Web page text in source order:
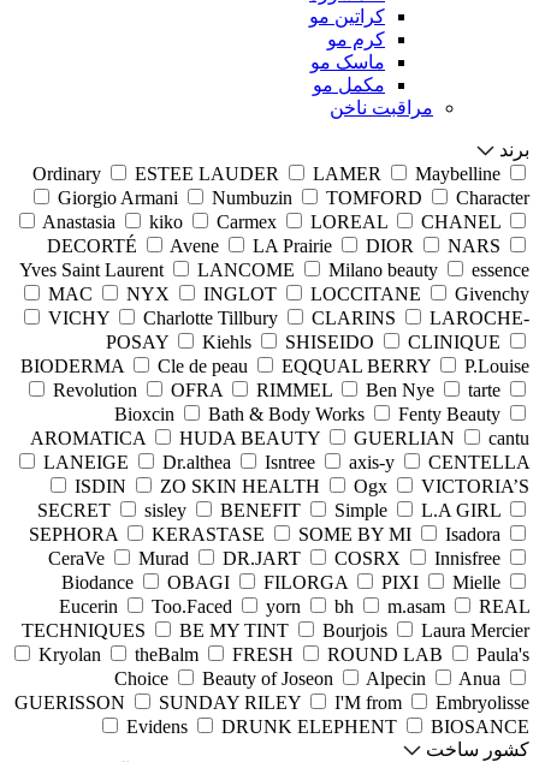
کراتین مو
کرم مو
ماسک مو
مکمل مو
مراقبت ناخن
برند
Ordinary
ESTEE LAUDER LAMER
Maybelline
Giorgio Armani
Numbuzin TOMFORD
Character
Anastasia
kiko Carmex LOREAL
CHANEL
DECORTÉ
Avene LA Prairie DIOR
NARS
Yves Saint Laurent
LANCOME Milano beauty
essence
MAC
NYX INGLOT LOCCITANE
Givenchy
VICHY
Charlotte Tillbury CLARINS
LAROCHE-
POSAY
Kiehls SHISEIDO
CLINIQUE
BIODERMA
Cle de peau EQQUAL BERRY
P.Louise
Revolution
OFRA RIMMEL Ben Nye
tarte
Bioxcin
Bath & Body Works
Fenty Beauty
AROMATICA
HUDA BEAUTY GUERLIAN
cantu
LANEIGE
Dr.althea Isntree axis-y
CENTELLA
ISDIN
ZO SKIN HEALTH Ogx
VICTORIA’S
SECRET
sisley BENEFIT Simple
L.A GIRL
SEPHORA
KERASTASE SOME BY MI
Isadora
CeraVe
Murad DR.JART COSRX
Innisfree
Biodance
OBAGI FILORGA PIXI
Mielle
Eucerin
Too.Faced yorn bh m.asam
REAL
TECHNIQUES
BE MY TINT Bourjois
Laura Mercier
Kryolan
theBalm FRESH ROUND LAB
Paula's
Choice
Beauty of Joseon Alpecin
Anua
GUERISSON
SUNDAY RILEY I'M from
Embryolisse
Evidens
DRUNK ELEPHENT
BIOSANCE
کشور ساخت